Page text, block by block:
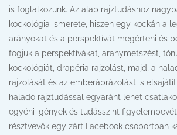
is foglalkozunk. Az alap rajztudáshoz
kockológia ismerete, hiszen egy kockán a
arányokat és a perspektívát megérteni és
fogjuk a perspektívákat, aranymetszést,
kockológiát, drapéria rajzolást, majd, a
rajzolását és az emberábrázolást is
haladó rajztudással egyaránt lehet
egyéni igények és tudásszint
résztvevők egy zárt Facebook csoportban